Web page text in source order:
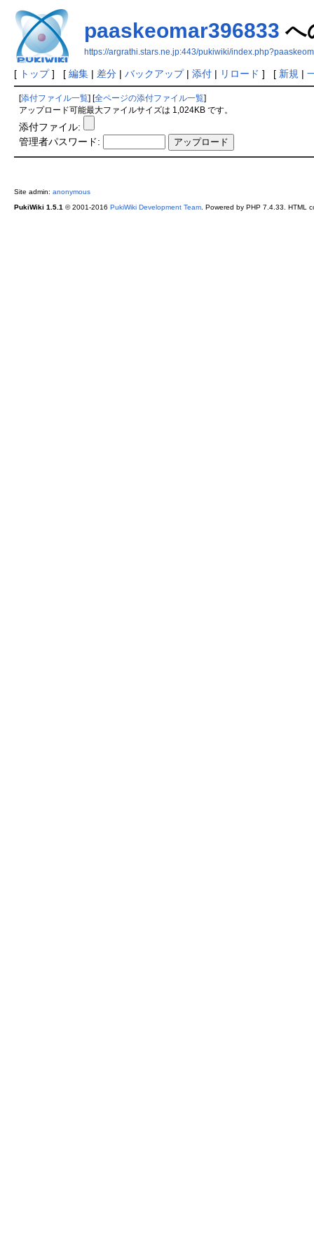
paaskeomar396833 へ
https://argrathi.stars.ne.jp:443/pukiwiki/
[ トップ] [ 編集| 差分| バックアップ| 添付| リロード ] [ 新規 |
添付ファイル一覧 全ページの添付ファイル一覧
アップロード可能最大ファイルサイズは 1,024KB です。
添付ファイル:
管理者パスワード:
Site admin: anonymous
PukiWiki 1.5.1 © 2001-2016 PukiWiki Development Team. Powered by PHP 7.4.33. HTML